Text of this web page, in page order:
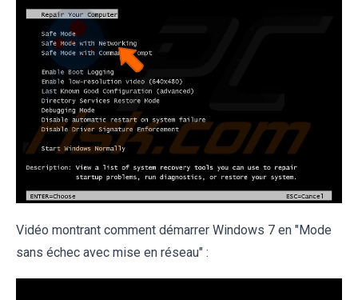
Vidéo montrant comment démarrer Windows 7 en "Mode
sans échec avec mise en réseau" :